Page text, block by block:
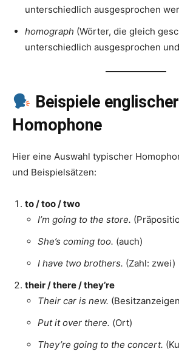
unterschiedlich ausgesprochen
homograph (Wörter, die gleich
unterschiedlich ausgesprochen
Beispiele englischer
Homophone
Hier eine Auswahl typischer
und Beispielsätzen:
to / too / two
I’m going to the store.
She’s coming too. (auch)
I have two brothers. (Zahl: zwei)
their / there / they’re
Their car is new.
Put it over there. (Ort)
They’re going to the concert.